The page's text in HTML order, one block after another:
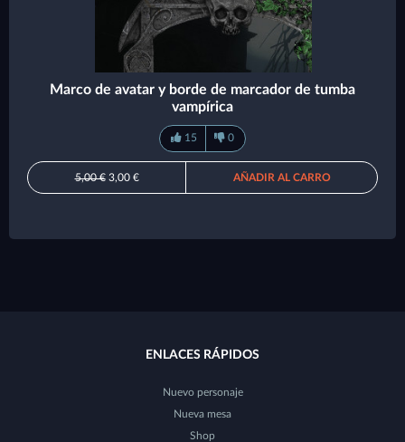
Marco de avatar y borde de marcador de tumba
vampírica
15 0
5,00 €3,00 € AÑADIR AL CARRO
ENLACES RÁPIDOS
Nuevo personaje
Nueva mesa
Shop